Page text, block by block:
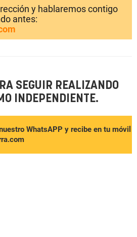
y hablaremos contigo
antes:
SEGUIR REALIZANDO
INDEPENDIENTE.
WhatsAPP y recibe en tu móvil